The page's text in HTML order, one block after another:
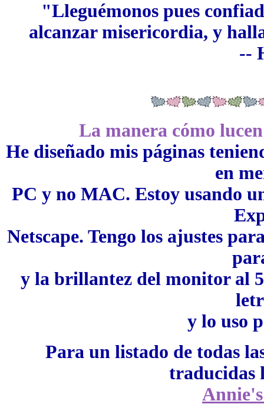
"Lleguémonos pues
alcanzar misericordia, y
--
La manera cómo
He diseñado mis páginas
en
PC y no MAC. Estoy usando
Netscape. Tengo los ajustes
y la brillantez del monitor al
y lo uso
Para un listado de todas
traducidas